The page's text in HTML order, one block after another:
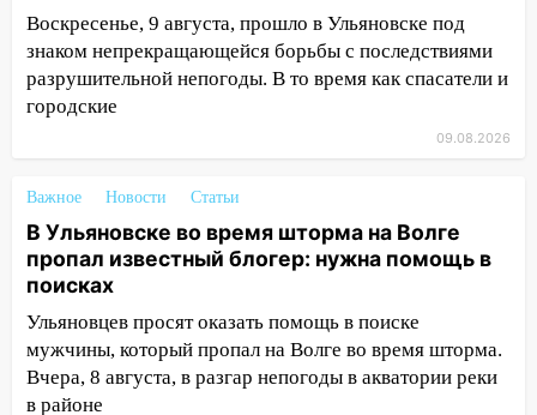
15:12 В Ульяновске выгорела кухня в
многоэтажке
14:18 Гинеколог рассказала о том, с
какими сложностями сталкиваются
13:02
Соцсети: на улице Розы
автомобиль
13:00 «Благоприятный период для
новых начинаний: гороскоп для всех
знаков зодиака на неделю с 10 по 16
августа
Воскресенье, 9 августа, прошло в Ульяновске под
знаком непрекращающейся борьбы с последствиями
разрушительной непогоды. В то время как спасатели и
городские
09.08.2026
Важное Новости Статьи
В Ульяновске во время шторма на Волге
пропал известный блогер: нужна помощь в
поисках
Ульяновцев просят оказать помощь в поиске
мужчины, который пропал на Волге во время шторма.
Вчера, 8 августа, в разгар непогоды в акватории реки
в районе